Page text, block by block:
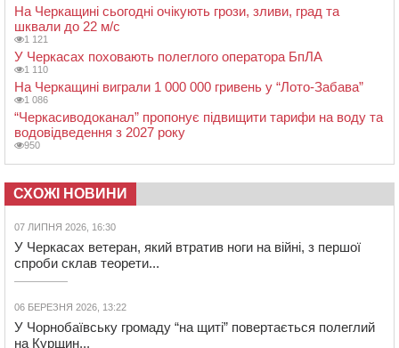
На Черкащині сьогодні очікують грози, зливи, град та
шквали до 22 м/с
1 121
У Черкасах поховають полеглого оператора БпЛА
1 110
На Черкащині виграли 1 000 000 гривень у “Лото-Забава”
1 086
“Черкасиводоканал” пропонує підвищити тарифи на воду та
водовідведення з 2027 року
950
СХОЖІ НОВИНИ
07 ЛИПНЯ 2026, 16:30
У Черкасах ветеран, який втратив ноги на війні, з першої
спроби склав теорети...
06 БЕРЕЗНЯ 2026, 13:22
У Чорнобаївську громаду “на щиті” повертається полеглий
на Курщин...